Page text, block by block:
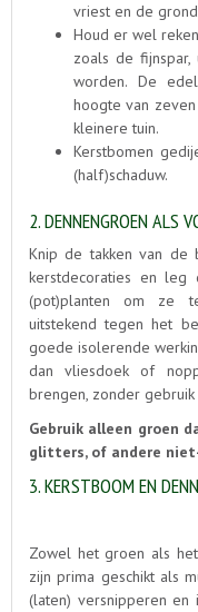
vriest en de
Houd er wel
zoals de
worden. De
hoogte van
kleinere tuin.
Kerstbomen
(half)schaduw.
2. DENNENGROEN ALS
Knip de takken van de
kerstdecoraties en
(pot)planten om ze te
uitstekend tegen het
goede isolerende
dan vliesdoek of
brengen, zonder
Gebruik alleen groen
glitters, of andere
3. KERSTBOOM EN
Zowel het groen als
zijn prima geschikt als
(laten) versnipperen